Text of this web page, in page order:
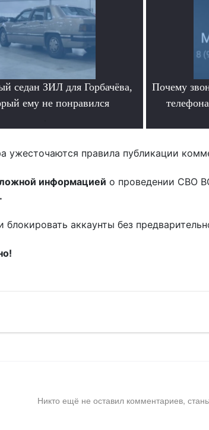
седан ЗИЛ для Горбачёва,
ему не понравился
Почему
ужесточаются правила публикации
информацией о проведении СВО
аккаунты без
Никто ещё не оставил комментариев,